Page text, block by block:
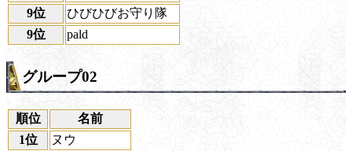
9位
ひびひびお守り隊
9位
pald
グループ02
順位
名前
1位
ヌウ